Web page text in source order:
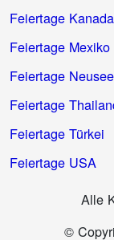
Feiertage Kanada
Feiertage Mexiko
Feiertage
Feiertage
Feiertage Türkei
Feiertage USA
Alle
©